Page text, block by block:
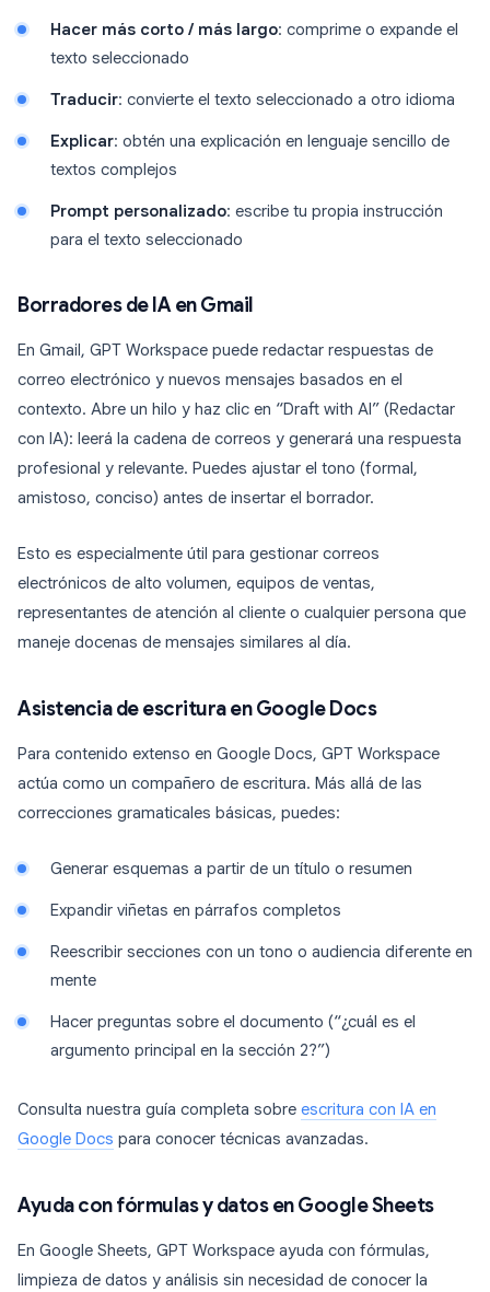
Hacer más corto / más largo: comprime o expande el
texto seleccionado
Traducir: convierte el texto seleccionado a otro idioma
Explicar: obtén una explicación en lenguaje sencillo de
textos complejos
Prompt personalizado: escribe tu propia instrucción
para el texto seleccionado
Borradores de IA en Gmail
En Gmail, GPT Workspace puede redactar respuestas de
correo electrónico y nuevos mensajes basados en el
contexto. Abre un hilo y haz clic en “Draft with AI” (Redactar
con IA): leerá la cadena de correos y generará una respuesta
profesional y relevante. Puedes ajustar el tono (formal,
amistoso, conciso) antes de insertar el borrador.
Esto es especialmente útil para gestionar correos
electrónicos de alto volumen, equipos de ventas,
representantes de atención al cliente o cualquier persona que
maneje docenas de mensajes similares al día.
Asistencia de escritura en Google Docs
Para contenido extenso en Google Docs, GPT Workspace
actúa como un compañero de escritura. Más allá de las
correcciones gramaticales básicas, puedes:
Generar esquemas a partir de un título o resumen
Expandir viñetas en párrafos completos
Reescribir secciones con un tono o audiencia diferente en
mente
Hacer preguntas sobre el documento (“¿cuál es el
argumento principal en la sección 2?”)
Consulta nuestra guía completa sobre escritura con IA en
Google Docs para conocer técnicas avanzadas.
Ayuda con fórmulas y datos en Google Sheets
En Google Sheets, GPT Workspace ayuda con fórmulas,
limpieza de datos y análisis sin necesidad de conocer la